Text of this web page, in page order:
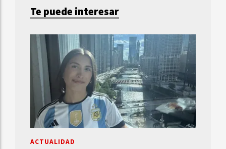
Te puede interesar
ACTUALIDAD